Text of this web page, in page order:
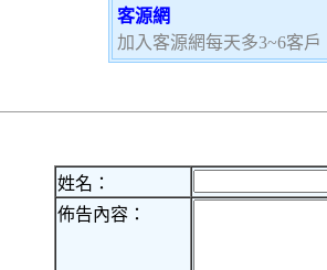
客源網
加入客源網每天多3~6客戶
姓名：
佈告內容：